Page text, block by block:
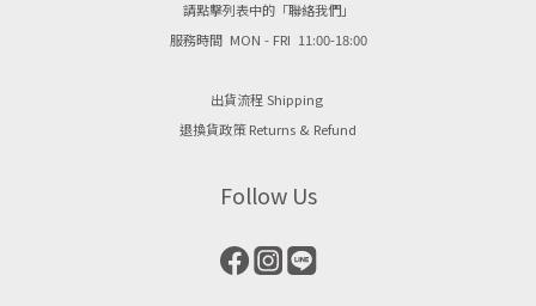
請點擊列表中的「聯絡我們」
服務時間 MON - FRI 11:00-18:00
出貨流程 Shipping
退換貨政策 Returns & Refund
Follow Us